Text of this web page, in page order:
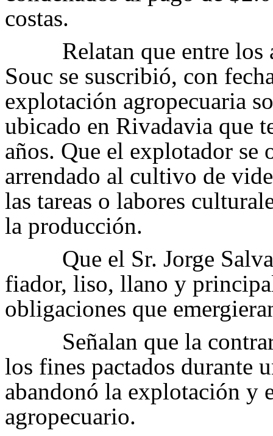
costas.
Relatan que entre
Souc se suscribió, con
explotación agropecuaria
ubicado en Rivadavia que
años. Que el explotador se
arrendado al cultivo de
las tareas o labores
la producción.
Que el Sr. Jorge
fiador, liso, llano y
obligaciones que
Señalan que la
los fines pactados durante
abandonó la explotación y
agropecuario.